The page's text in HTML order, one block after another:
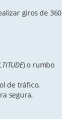
giros de 360
) o rumbo
de tráfico.
segura.